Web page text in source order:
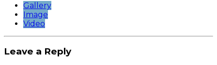
Gallery
Image
Video
Leave a Reply